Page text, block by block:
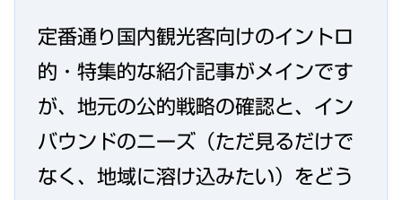
定番通り国内観光客向けのイントロ
的・特集的な紹介記事がメインです
が、地元の公的戦略の確認と、イン
バウンドのニーズ（ただ見るだけで
なく、地域に溶け込みたい）をどう